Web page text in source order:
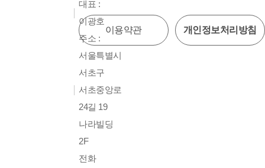
대표 :
이광호
주소 :
서울특별시
서초구
서초중앙로
24길 19
나라빌딩
2F
전화
이용약관 개인정보처리방침